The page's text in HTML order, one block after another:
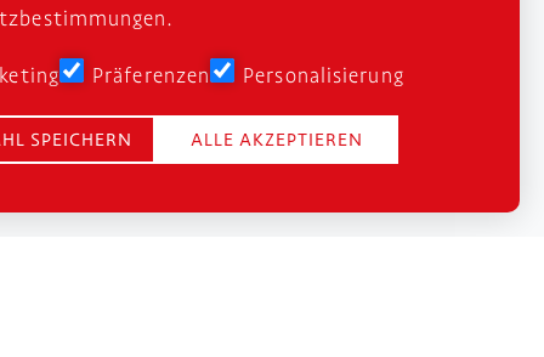
.
Präferenzen Personalisierung
SPEICHERN ALLE AKZEPTIEREN